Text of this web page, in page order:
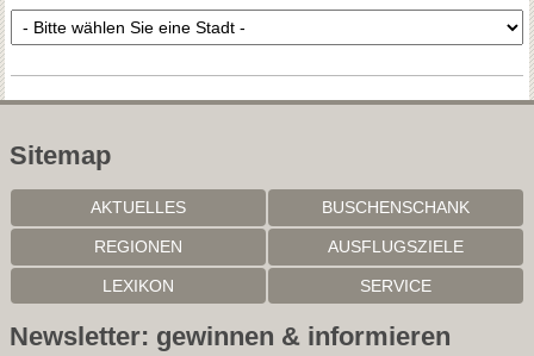
Sitemap
AKTUELLES BUSCHENSCHANK
REGIONEN AUSFLUGSZIELE
LEXIKON SERVICE
Newsletter: gewinnen & informieren